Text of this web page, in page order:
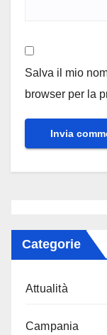
Salva il mio
browser per la
Categorie
Attualità
Campania